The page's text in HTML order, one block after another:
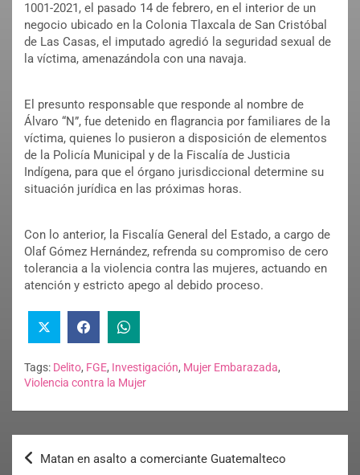
1001-2021, el pasado 14 de febrero, en el interior de un
negocio ubicado en la Colonia Tlaxcala de San Cristóbal
de Las Casas, el imputado agredió la seguridad sexual de
la víctima, amenazándola con una navaja.
El presunto responsable que responde al nombre de
Álvaro “N”, fue detenido en flagrancia por familiares de la
víctima, quienes lo pusieron a disposición de elementos
de la Policía Municipal y de la Fiscalía de Justicia
Indígena, para que el órgano jurisdiccional determine su
situación jurídica en las próximas horas.
Con lo anterior, la Fiscalía General del Estado, a cargo de
Olaf Gómez Hernández, refrenda su compromiso de cero
tolerancia a la violencia contra las mujeres, actuando en
atención y estricto apego al debido proceso.
Tags: Delito, FGE, Investigación, Mujer Embarazada,
Violencia contra la Mujer
Matan en asalto a comerciante Guatemalteco